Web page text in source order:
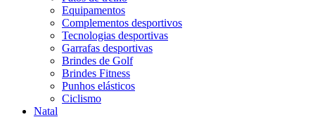
Equipamentos
Complementos desportivos
Tecnologias desportivas
Garrafas desportivas
Brindes de Golf
Brindes Fitness
Punhos elásticos
Ciclismo
Natal